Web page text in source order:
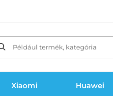
Például termék, kategória
Xiaomi Huawei